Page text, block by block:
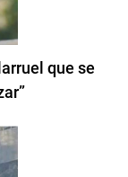
que se